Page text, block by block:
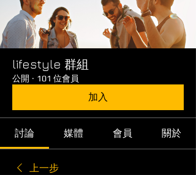
lifestyle 群組
公開 · 101 位會員
加入
討論 媒體 會員 關於
上一步